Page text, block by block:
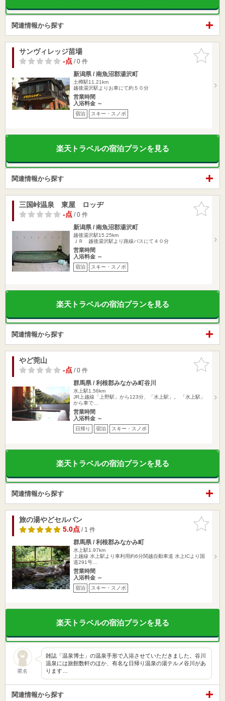
関連情報から探す
お気に入
りに追加
サンヴィレッジ苗場
-点/ 0 件
新潟県 / 南魚沼郡湯沢町
土樽駅11.21km
越後湯沢駅よりお車にて約５０分
営業時間
入浴料金 ～
宿泊 スキー・スノボ
楽天トラベルの宿泊プランを見る
関連情報から探す
お気に入
りに追加
三国峠温泉 東屋 ロッヂ
-点/ 0 件
新潟県 / 南魚沼郡湯沢町
越後湯沢駅15.25km
ＪＲ 越後湯沢駅より路線バスにて４０分
営業時間
入浴料金 ～
宿泊 スキー・スノボ
楽天トラベルの宿泊プランを見る
関連情報から探す
お気に入
りに追加
やど莞山
-点/ 0 件
群馬県 / 利根郡みなかみ町谷川
水上駅1.56km
JR上越線「上野駅」から123分、「水上駅」。 「水上駅」
から車で…
営業時間
入浴料金 ～
日帰り 宿泊 スキー・スノボ
楽天トラベルの宿泊プランを見る
関連情報から探す
お気に入
りに追加
旅の湯やどセルバン
5.0点/ 1 件
群馬県 / 利根郡みなかみ町
水上駅1.97km
上越線 水上駅より車利用約6分関越自動車道 水上ICより国
道291号…
営業時間
入浴料金 ～
宿泊 スキー・スノボ
楽天トラベルの宿泊プランを見る
匿名
雑誌「温泉博士」の温泉手形で入浴させていただきました。谷川
温泉には旅館数軒のほか、有名な日帰り温泉の湯テルメ谷川があ
ります…
関連情報から探す